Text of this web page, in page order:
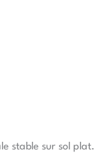
stable sur sol plat.